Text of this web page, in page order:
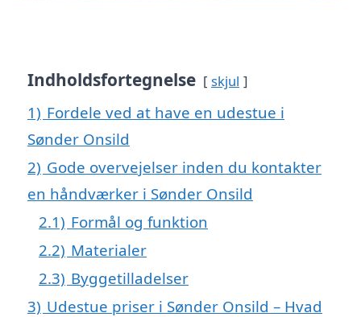
Indholdsfortegnelse skjul
1) Fordele ved at have en udestue i
Sønder Onsild
2) Gode overvejelser inden du kontakter
en håndværker i Sønder Onsild
2.1) Formål og funktion
2.2) Materialer
2.3) Byggetilladelser
3) Udestue priser i Sønder Onsild – Hvad